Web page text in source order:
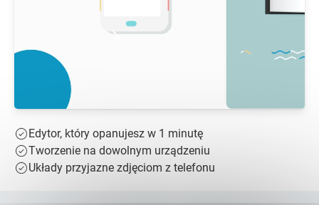
Edytor, który opanujesz w 1 minutę
Tworzenie na dowolnym urządzeniu
Układy przyjazne zdjęciom z telefonu